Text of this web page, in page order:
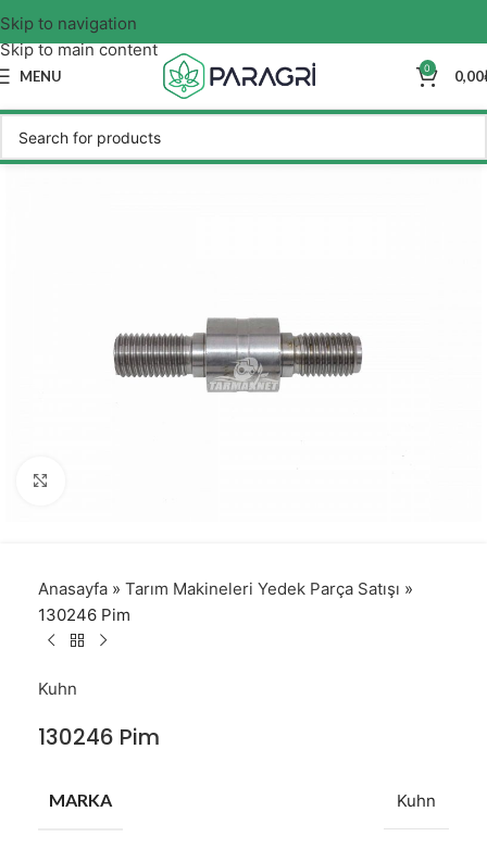
Skip to navigation
Skip to main content
MENU 0 0,00
Anasayfa » Tarım Makineleri Yedek Parça Satışı »
130246 Pim
Kuhn
130246 Pim
MARKA Kuhn